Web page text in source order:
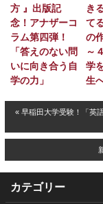
方 』出版記
念！アナザーコ
ラム第四弾！
「答えのない問
いに向き合う自
学の力」
き
て
の
～
学
生
« 早稲田大学受験！「英
カテゴリー